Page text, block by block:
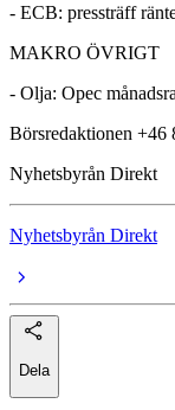
- ECB: pressträff
MAKRO ÖVRIGT
- Olja: Opec
Börsredaktionen +46
Nyhetsbyrån Direkt
Nyhetsbyrån Direkt
Dela